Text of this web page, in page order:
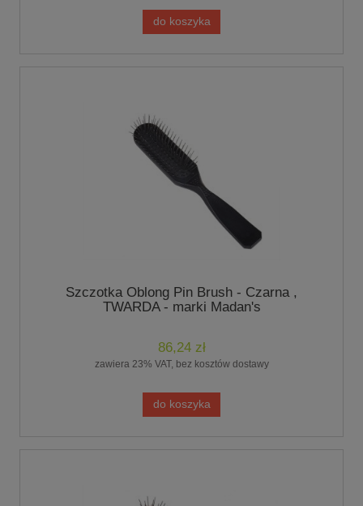
do koszyka
Szczotka Oblong Pin Brush - Czarna ,
TWARDA - marki Madan's
86,24 zł
zawiera 23% VAT, bez kosztów dostawy
do koszyka